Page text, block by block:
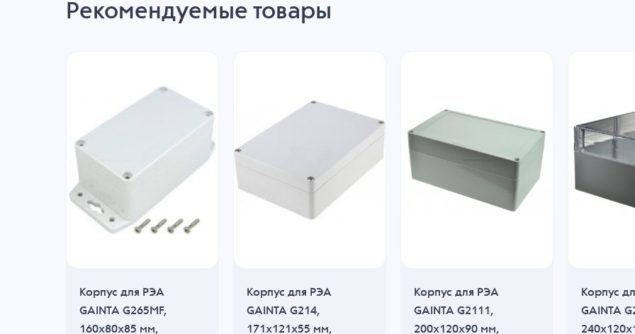
Рекомендуемые товары
Корпус для РЭА
GAINTA G265MF,
160x80x85 мм,
Корпус для РЭА
GAINTA G214,
171x121x55 мм,
Корпус для РЭА
GAINTA G2111,
200x120x90 мм,
Корпус
GAINTA